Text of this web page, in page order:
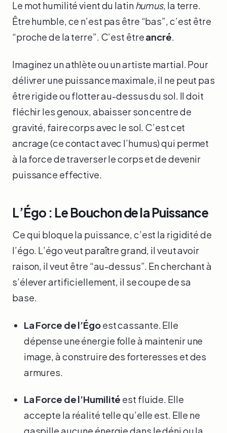
Le mot humilité vient du latinhumus, la terre.
Être humble, ce n’est pas être “bas”, c’est être
“proche de la terre”. C’est êtreancré.
Imaginez un athlète ou un artiste martial. Pour
délivrer une puissance maximale, il ne peut pas
être rigide ou flotter au-dessus du sol. Il doit
fléchir les genoux, abaisser son centre de
gravité, faire corps avec le sol. C’est cet
ancrage (ce contact avec l’humus) qui permet
à la force de traverser le corps et de devenir
puissance effective.
L’Égo : Le Bouchon de la Puissance
Ce qui bloque la puissance, c’est la rigidité de
l’égo. L’égo veut paraître grand, il veut avoir
raison, il veut être “au-dessus”. En cherchant à
s’élever artificiellement, il se coupe de sa
base.
La Force de l’Égoest cassante. Elle
dépense une énergie folle à maintenir une
image, à construire des forteresses et des
armures.
La Force de l’Humilité est fluide. Elle
accepte la réalité telle qu’elle est. Elle ne